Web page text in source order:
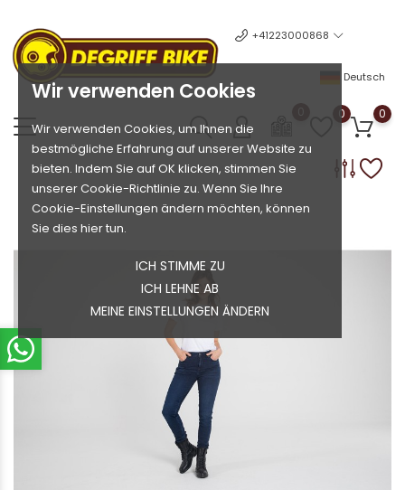
Wir verwenden Cookies
Wir verwenden Cookies, um Ihnen die
bestmögliche Erfahrung auf unserer Website zu
bieten. Indem Sie auf OK klicken, stimmen Sie
unserer Cookie-Richtlinie zu. Wenn Sie Ihre
Cookie-Einstellungen ändern möchten, können
Sie dies hier tun.
ICH STIMME ZU
ICH LEHNE AB
MEINE EINSTELLUNGEN ÄNDERN
+41223000868
Deutsch
0 0